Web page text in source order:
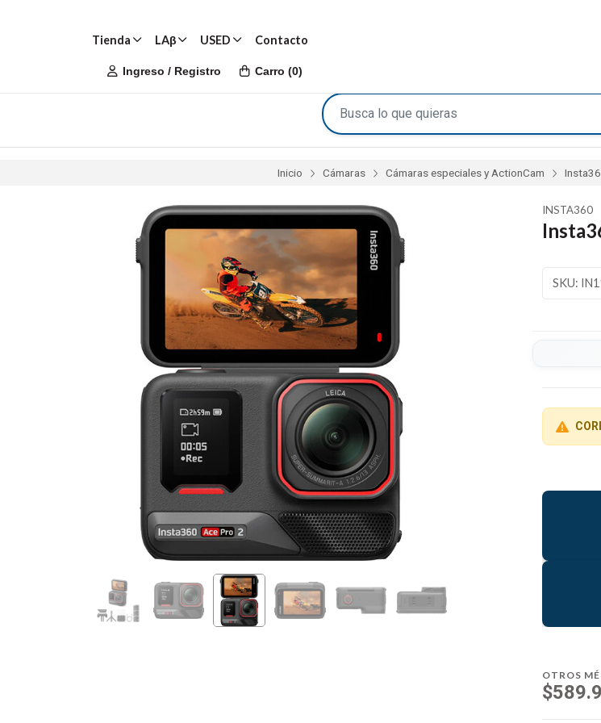
Tienda LAβ USED Contacto
Ingreso / Registro Carro (0)
Inicio Cámaras Cámaras especiales y ActionCam
INSTA360
SKU:
OTROS